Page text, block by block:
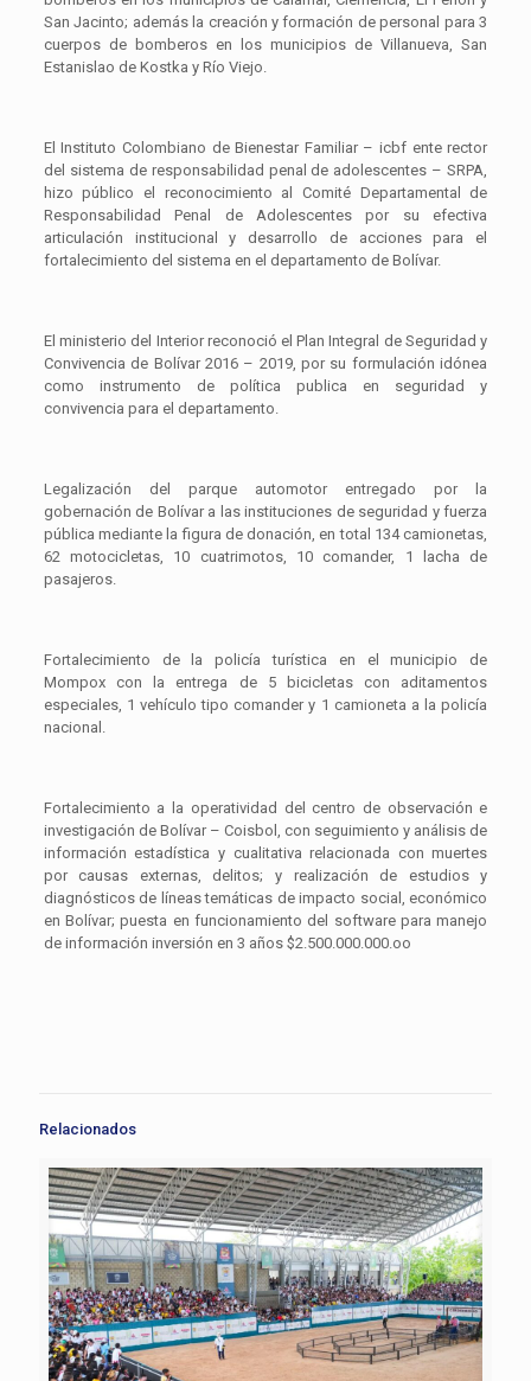
San Jacinto; además la creación y formación de personal para 3
cuerpos de bomberos en los municipios de Villanueva, San
Estanislao de Kostka y Río Viejo.
El Instituto Colombiano de Bienestar Familiar – icbf ente rector
del sistema de responsabilidad penal de adolescentes – SRPA,
hizo público el reconocimiento al Comité Departamental de
Responsabilidad Penal de Adolescentes por su efectiva
articulación institucional y desarrollo de acciones para el
fortalecimiento del sistema en el departamento de Bolívar.
El ministerio del Interior reconoció el Plan Integral de Seguridad y
Convivencia de Bolívar 2016 – 2019, por su formulación idónea
como instrumento de política publica en seguridad y
convivencia para el departamento.
Legalización del parque automotor entregado por la
gobernación de Bolívar a las instituciones de seguridad y fuerza
pública mediante la figura de donación, en total 134 camionetas,
62 motocicletas, 10 cuatrimotos, 10 comander, 1 lacha de
pasajeros.
Fortalecimiento de la policía turística en el municipio de
Mompox con la entrega de 5 bicicletas con aditamentos
especiales, 1 vehículo tipo comander y 1 camioneta a la policía
nacional.
Fortalecimiento a la operatividad del centro de observación e
investigación de Bolívar – Coisbol, con seguimiento y análisis de
información estadística y cualitativa relacionada con muertes
por causas externas, delitos; y realización de estudios y
diagnósticos de líneas temáticas de impacto social, económico
en Bolívar; puesta en funcionamiento del software para manejo
de información inversión en 3 años $2.500.000.000.oo
Relacionados